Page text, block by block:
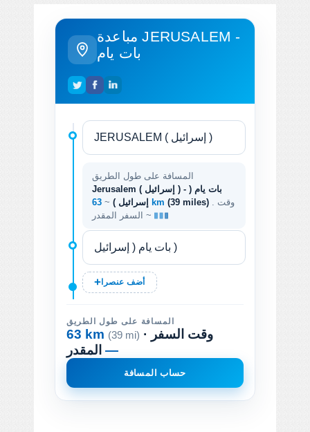
مباعدة JERUSALEM -
بات يام
المسافة على طول الطريق
Jerusalem ( إسرائيل ) - بات يام (
إسرائيل ) ~ 63 km (39 miles)
السفر المقدر ~
أضف عنصرا
المسافة على طول الطريق
63 km (39 mi) · وقت السفر
—
حساب المسافة